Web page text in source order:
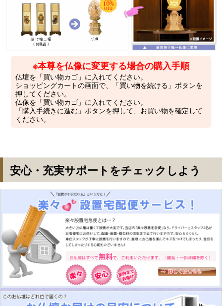
※本尊を仏像に変更する場合の購入手順
仏壇を「買い物カゴ」に入れてください。
ショッピングカートの画面で、「買い物を続ける」ボタンを
押してください。
仏像を「買い物カゴ」に入れてください。
「購入手続きに進む」ボタンを押して、お買い物を確定して
ください。
安心・充実サポートをチェックしよう